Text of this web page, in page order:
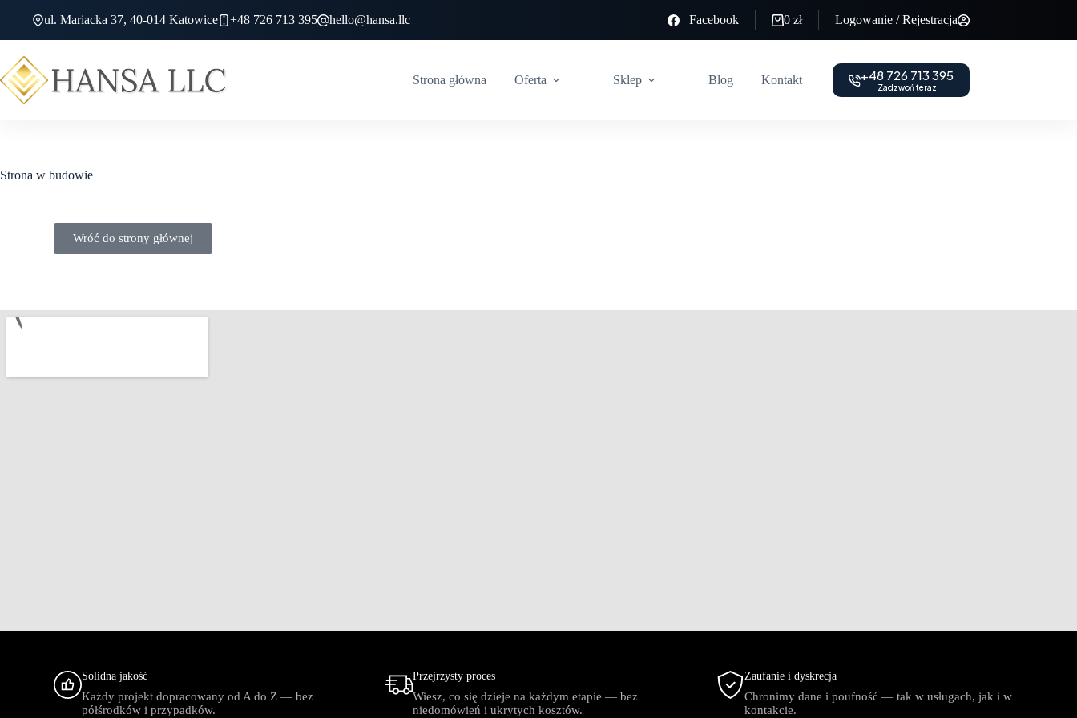
ul. Mariacka 37, 40-014 Katowice +48 726 713 395 hello@hansa.llc Facebook 0 zł Logowanie / Rejestracja
Strona główna Oferta Sklep Blog Kontakt +48 726 713 395
Zadzwoń teraz
Strona w budowie
Wróć do strony głównej
Solidna jakość
Każdy projekt dopracowany od A do Z — bez
półśrodków i przypadków.
Przejrzysty proces
Wiesz, co się dzieje na każdym etapie — bez
niedomówień i ukrytych kosztów.
Zaufanie i dyskrecja
Chronimy dane i poufność — tak w usługach, jak i w
kontakcie.